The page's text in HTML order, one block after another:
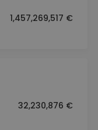
1,457,269,517 €
32,230,876 €